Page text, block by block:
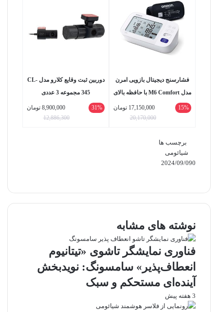
فشارسنج دیجیتال بازویی امرن
مدل M6 Comfort با حافظه بالای
99 رکورد، دو پروفایل کاربری،
نمایش میانگین نتایج، تشخیص
همراه کیف حمل و باتری قلمی
15%
17,150,000 تومان
20,170,000
دوربین ثبت وقایع کلارو مدل CL-
345 مجموعه 3 عددی
31%
8,900,000 تومان
12,886,300
برچسب ها
شیائومی
2024/09/090
با
ایمیل
نوشته های مشابه
فناوری نمایشگر تاشوی «تیتانیوم
انعطاف‌پذیر» سامسونگ: نویدبخش
آینده‌ای مستحکم و سبک
3 هفته پیش